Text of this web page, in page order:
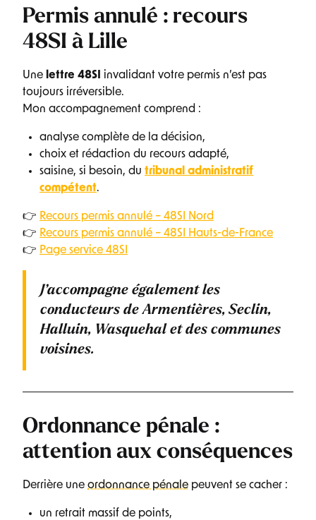
Permis annulé : recours
48SI à Lille
Une lettre 48SI
invalidant votre permis n’est pas
toujours irréversible.
Mon accompagnement comprend :
analyse complète de la décision,
choix et rédaction du recours adapté,
saisine, si besoin, du tribunal administratif
compétent.
👉 Recours permis annulé – 48SI Nord
👉 Recours permis annulé – 48SI Hauts-de-France
👉 Page service 48SI
J’accompagne également les
conducteurs deArmentières, Seclin,
Halluin, Wasquehal et des communes
voisines.
Ordonnance pénale :
attention aux conséquences
Derrière une ordonnance pénale peuvent se cacher :
un retrait massif de points,